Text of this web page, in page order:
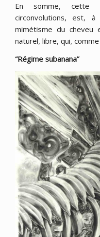
En somme, cette
circonvolutions, est,
mimétisme du
naturel, libre, qui,
“Régime subanana”